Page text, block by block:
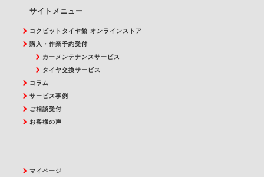
サイトメニュー
コクピットタイヤ館 オンラインストア
購入・作業予約受付
カーメンテナンスサービス
タイヤ交換サービス
コラム
サービス事例
ご相談受付
お客様の声
マイページ